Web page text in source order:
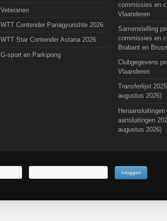
Veteranen
WTT Contender Panagyurishte 2026
WTT Star Contender Astana 2026
G-sport en Parkipong
commissies en
Vlaanderen
Samenstelling
commissies en
Brabant en
Clubgegevens
Vlaanderen
Transferlijst
augustus 2026)
aansluitingen
augustus 2026)